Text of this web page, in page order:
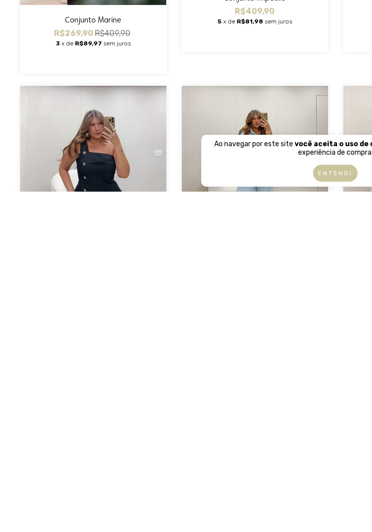
Ao navegar por este site você aceita o uso de
experiência de compra.
ENTENDI
Conjunto Marine
R$269,90R$409,90
3 x de R$89,97 sem juros
R$409,90
5 x de R$81,98 sem juros